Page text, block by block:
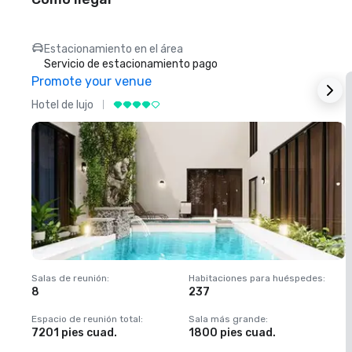
Estacionamiento en el área
Servicio de estacionamiento pago
Promote your venue
Hotel de lujo
Salas de reunión:
8
Habitaciones para huéspedes:
237
Espacio de reunión total:
7201 pies cuad.
Sala más grande:
1800 pies cuad.